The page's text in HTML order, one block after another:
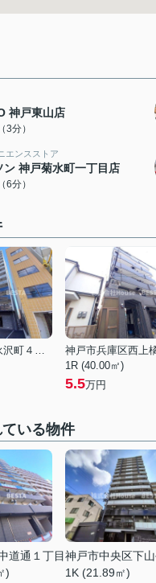
神戸東山店
3分）
エンスストア
ン 神戸菊水町一丁目店
6分）
神戸市兵庫区永沢町４丁目
1R (40.00㎡)
5.5万円
いる物件
道通１丁目
)
神戸市中央区下
1K (21.89㎡)